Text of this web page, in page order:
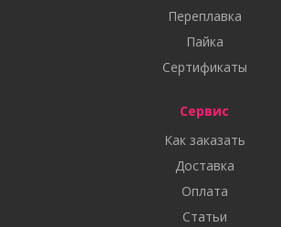
Переплавка
Пайка
Сертификаты
Сервис
Как заказать
Доставка
Оплата
Статьи